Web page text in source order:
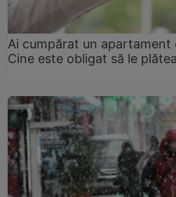
Ai cumpărat un
Cine este obligat să le